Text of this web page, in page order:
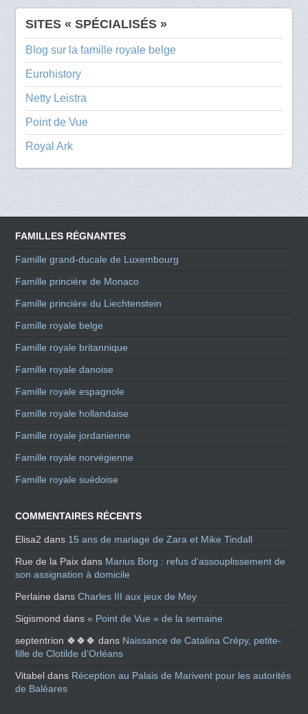
SITES « SPÉCIALISÉS »
Blog sur la famille royale belge
Eurohistory
Netty Leistra
Point de Vue
Royal Ark
FAMILLES RÉGNANTES
Famille grand-ducale de Luxembourg
Famille princière de Monaco
Famille princière du Liechtenstein
Famille royale belge
Famille royale britannique
Famille royale danoise
Famille royale espagnole
Famille royale hollandaise
Famille royale jordanienne
Famille royale norvégienne
Famille royale suédoise
COMMENTAIRES RÉCENTS
Elisa2 dans 15 ans de mariage de Zara et Mike Tindall
Rue de la Paix dans Marius Borg : refus d’assouplissement de
son assignation à domicile
Perlaine dansCharles III aux jeux de Mey
Sigismond dans« Point de Vue » de la semaine
septentrion 🍀🍀🍀 dans Naissance de Catalina Crépy, petite-
fille de Clotilde d’Orléans
Vitabel dans Réception au Palais de Marivent pour les autorités
de Baléares